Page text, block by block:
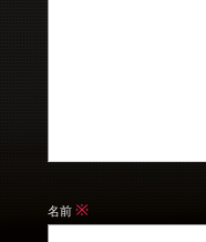
名前 ※